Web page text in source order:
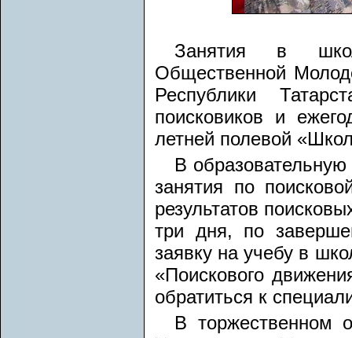
Занятия в
Общественной
Республики
поисковиков и
летней полевой
В
занятия по
результатов
три дня, по
заявку на учебу в
«Поискового
обратиться к
В торжественном